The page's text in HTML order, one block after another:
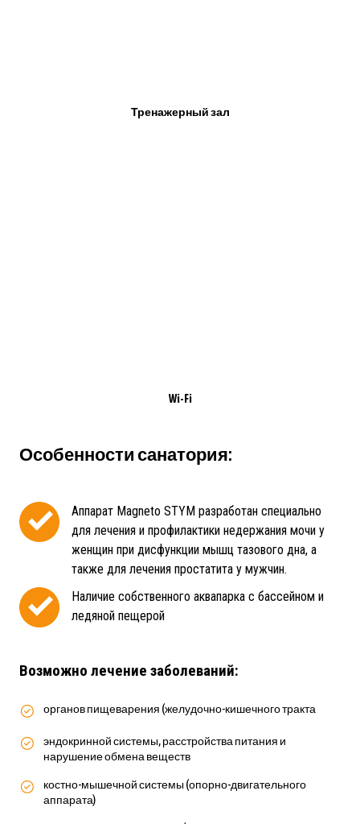
Тренажерный зал
Wi-Fi
Особенности санатория:
Аппарат Magneto STYM разработан специально
для лечения и профилактики недержания мочи у
женщин при дисфункции мышц тазового дна, а
также для лечения простатита у мужчин.
Наличие собственного аквапарка с бассейном и
ледяной пещерой
Возможно лечение заболеваний:
органов пищеварения (желудочно-кишечного тракта
эндокринной системы, расстройства питания и
нарушение обмена веществ
костно-мышечной системы (опорно-двигательного
аппарата)